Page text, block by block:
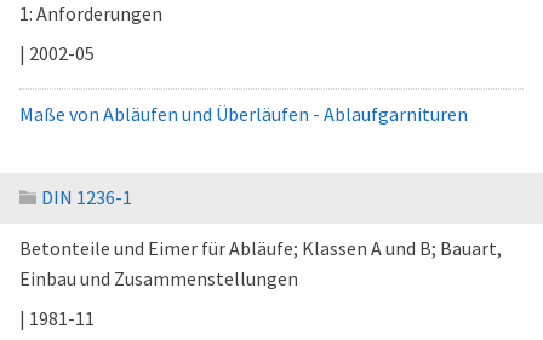
1: Anforderungen
| 2002-05
Maße von Abläufen und Überläufen - Ablaufgarnituren
DIN 1236-1
Betonteile und Eimer für Abläufe; Klassen A und B; Bauart,
Einbau und Zusammenstellungen
| 1981-11